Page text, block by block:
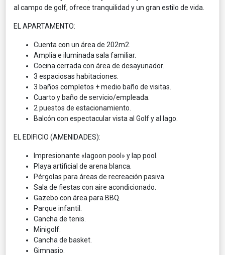
al campo de golf, ofrece tranquilidad y un gran estilo de vida.
EL APARTAMENTO:
Cuenta con un área de 202m2.
Amplia e iluminada sala familiar.
Cocina cerrada con área de desayunador.
3 espaciosas habitaciones.
3 baños completos + medio baño de visitas.
Cuarto y baño de servicio/empleada.
2 puestos de estacionamiento.
Balcón con espectacular vista al Golf y al lago.
EL EDIFICIO (AMENIDADES):
Impresionante «lagoon pool» y lap pool.
Playa artificial de arena blanca.
Pérgolas para áreas de recreación pasiva.
Sala de fiestas con aire acondicionado.
Gazebo con área para BBQ.
Parque infantil.
Cancha de tenis.
Minigolf.
Cancha de basket.
Gimnasio.